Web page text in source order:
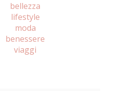
bellezza
lifestyle
moda
benessere
viaggi